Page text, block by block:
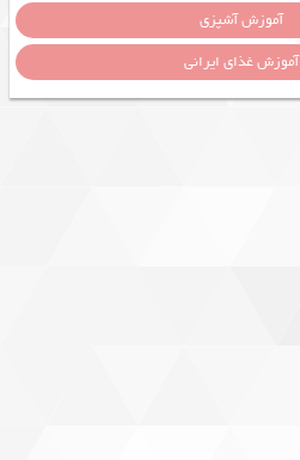
آموزش آشپزی
آموزش غذای ایرانی